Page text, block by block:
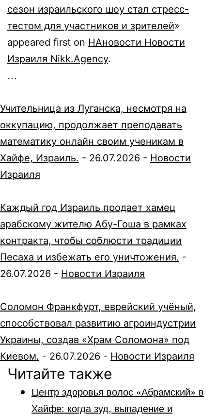
сезон израильского шоу стал стресс-
тестом для участников и зрителей»
appeared first on НАновости Новости
Израиля Nikk.Agency.
…
Учительница из Луганска, несмотря на
оккупацию, продолжает преподавать
математику онлайн своим ученикам в
Хайфе, Израиль. - 26.07.2026 - Новости
Израиля
Каждый год Израиль продает хамец
арабскому жителю Абу-Гоша в рамках
контракта, чтобы соблюсти традиции
Песаха и избежать его уничтожения. -
26.07.2026 - Новости Израиля
Соломон Франкфурт, еврейский учёный,
способствовал развитию агроиндустрии
Украины, создав «Храм Соломона» под
Киевом. - 26.07.2026 - Новости Израиля
Читайте также
Центр здоровья волос «Абрaмский» в
Хайфе: когда зуд, выпадение и